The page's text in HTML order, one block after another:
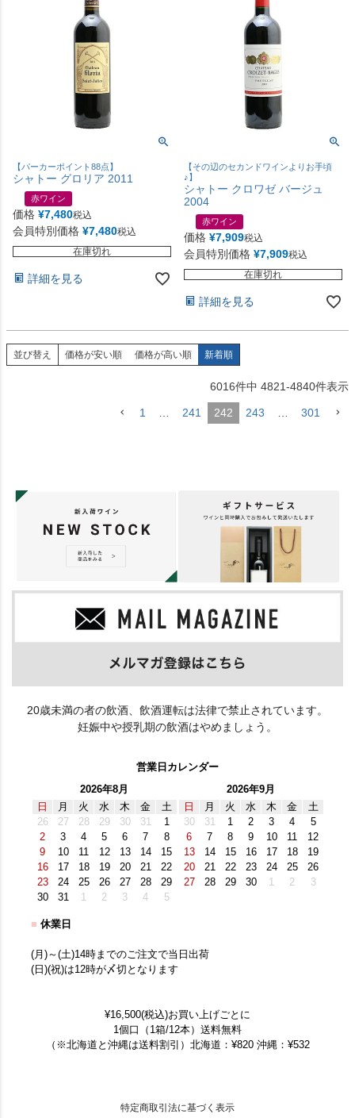
【パーカーポイント88点】
シャトー グロリア 2011
赤ワイン
価格 ¥7,480税込
会員特別価格 ¥7,480税込
在庫切れ
詳細を見る
【その辺のセカンドワインよりお手頃
♪】
シャトー クロワゼ バージュ
2004
赤ワイン
価格 ¥7,909税込
会員特別価格 ¥7,909税込
在庫切れ
詳細を見る
並び替え 価格が安い順 価格が高い順 新着順
6016件中 4821-4840件表示
1 241 242 243 301
20歳未満の者の飲酒、飲酒運転は法律で禁止されています。
妊娠中や授乳期の飲酒はやめましょう。
営業日カレンダー
2026年8月
日
月 火 水 木 金
土
26
27 28 29 30 31
1
2
3 4 5 6 7
8
9
10 11 12 13 14
15
16
17 18 19 20 21
22
23
24 25 26 27 28
29
30
31 1 2 3 4 5
2026年9月
日
月 火 水 木 金
土
30
31 1 2 3 4
5
6
7 8 9 10 11
12
13
14 15 16 17 18
19
20
21 22 23 24 25
26
27
28 29 30 1 2 3
■ 休業日
(月)～(土)14時までのご注文で当日出荷
(日)(祝)は12時が〆切となります
¥16,500(税込)お買い上げごとに
1個口（1箱/12本）送料無料
（※北海道と沖縄は送料割引）北海道：¥820 沖縄：¥532
特定商取引法に基づく表示